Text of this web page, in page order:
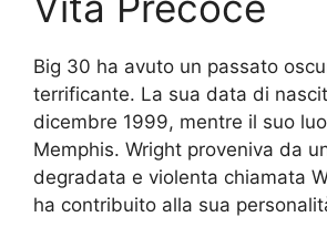
Big 30 ha avuto un passato
terrificante. La sua data di
dicembre 1999, mentre il suo
Memphis. Wright proveniva da
degradata e violenta chiamata
ha contribuito alla sua